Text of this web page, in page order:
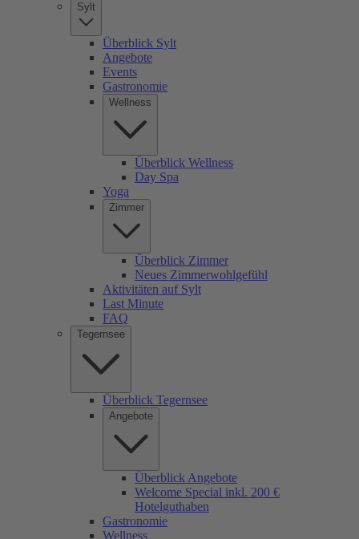
Sylt
Überblick Sylt
Angebote
Events
Gastronomie
Wellness
Überblick Wellness
Day Spa
Yoga
Zimmer
Überblick Zimmer
Neues Zimmerwohlgefühl
Aktivitäten auf Sylt
Last Minute
FAQ
Tegernsee
Überblick Tegernsee
Angebote
Überblick Angebote
Welcome Special inkl. 200 €
Hotelguthaben
Gastronomie
Wellness